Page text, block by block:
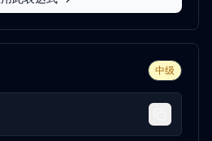
中级